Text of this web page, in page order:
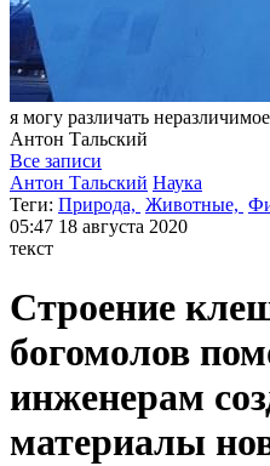
я могу различать неразличимое
Антон Тальский
Все записи
Антон Тальский Наука
Теги: Природа, Животные,
05:47 18 августа 2020
текст
Строение
богомолов
инженерам
материалы